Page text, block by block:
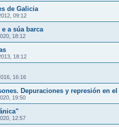
de Galicia
09:12
a súa barca
18:12
18:12
16:16
Depuraciones y represión en
19:50
12:57